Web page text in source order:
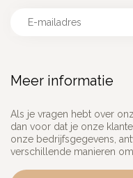
Meer informatie
Als je vragen hebt over
dan voor dat je onze
onze bedrijfsgegevens,
verschillende manieren